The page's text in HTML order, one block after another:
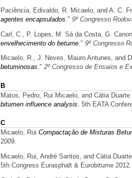
Paciência, Edivaldo, R. Micaelo, and A. C.
agentes encapsulados ." 9º Congresso
Carl, C., P. Lopes, M. Sá da Costa, G.
envelhecimento do betume ." 9º Congresso
Micaelo, R., J. Neves, Mauro Antunes, and
betuminosas." 2º Congresso de Ensaios e
B
Matos, Pedro, Rui Micaelo, and Cátia Duarte
bitumen influence analysis . 5th EATA
C
Micaelo, Rui Compactação de Misturas
2009.
Micaelo, Rui, André Santos, and Cátia Duarte
5th Congress Eurasphalt & Eurobitume